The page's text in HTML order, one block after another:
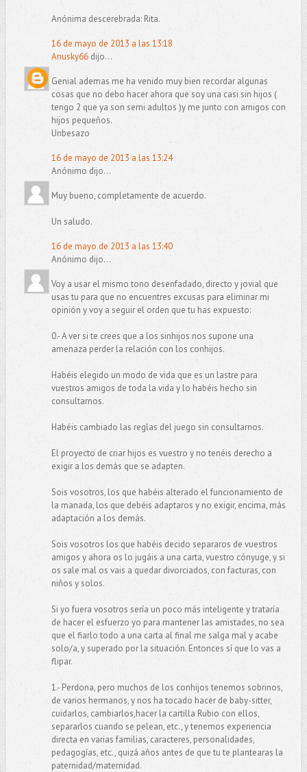
Anónima descerebrada: Rita.
16 de mayo de 2013 a las 13:18
Anusky66dijo...
Genial ademas me ha venido muy bien recordar algunas
cosas que no debo hacer ahora que soy una casi sin hijos (
tengo 2 que ya son semi adultos )y me junto con amigos con
hijos pequeños.
Unbesazo
16 de mayo de 2013 a las 13:24
Anónimo dijo...
Muy bueno, completamente de acuerdo.
Un saludo.
16 de mayo de 2013 a las 13:40
Anónimo dijo...
Voy a usar el mismo tono desenfadado, directo y jovial que
usas tu para que no encuentres excusas para eliminar mi
opinión y voy a seguir el orden que tu has expuesto:
0.- A ver si te crees que a los sinhijos nos supone una
amenaza perder la relación con los conhijos.
Habéis elegido un modo de vida que es un lastre para
vuestros amigos de toda la vida y lo habéis hecho sin
consultarnos.
Habéis cambiado las reglas del juego sin consultarnos.
El proyecto de criar hijos es vuestro y no tenéis derecho a
exigir a los demás que se adapten.
Sois vosotros, los que habéis alterado el funcionamiento de
la manada, los que debéis adaptaros y no exigir, encima, más
adaptación a los demás.
Sois vosotros los que habéis decido separaros de vuestros
amigos y ahora os lo jugáis a una carta, vuestro cónyuge, y si
os sale mal os vais a quedar divorciados, con facturas, con
niños y solos.
Si yo fuera vosotros sería un poco más inteligente y trataría
de hacer el esfuerzo yo para mantener las amistades, no sea
que el fiarlo todo a una carta al final me salga mal y acabe
solo/a, y superado por la situación. Entonces sí que lo vas a
flipar.
1.- Perdona, pero muchos de los conhijos tenemos sobrinos,
de varios hermanos, y nos ha tocado hacer de baby-sitter,
cuidarlos, cambiarlos,hacer la cartilla Rubio con ellos,
separarlos cuando se pelean, etc., y tenemos experiencia
directa en varias familias, caracteres, personalidades,
pedagogías, etc., quizá años antes de que tu te plantearas la
paternidad/maternidad.